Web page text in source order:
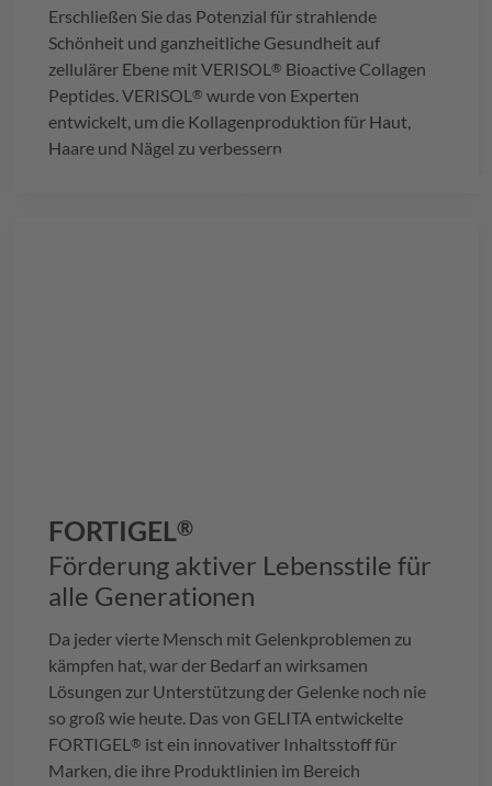
Erschließen Sie das Potenzial für strahlende
Schönheit und ganzheitliche Gesundheit auf
zellulärer Ebene mitVERISOL ® Bioactive Collagen
Peptides.VERISOL ® wurde von Experten
entwickelt, um die Kollagenproduktion für Haut,
Haare und Nägel zu verbessern.
FORTIGEL®
Förderung aktiver Lebensstile für
alle Generationen
Da jeder vierte Mensch mit Gelenkproblemen zu
kämpfen hat, war der Bedarf an wirksamen
Lösungen zur Unterstützung der Gelenke noch nie
so groß wie heute. Das von GELITA entwickelte
FORTIGEL ® ist ein innovativer Inhaltsstoff für
Marken, die ihre Produktlinien im Bereich